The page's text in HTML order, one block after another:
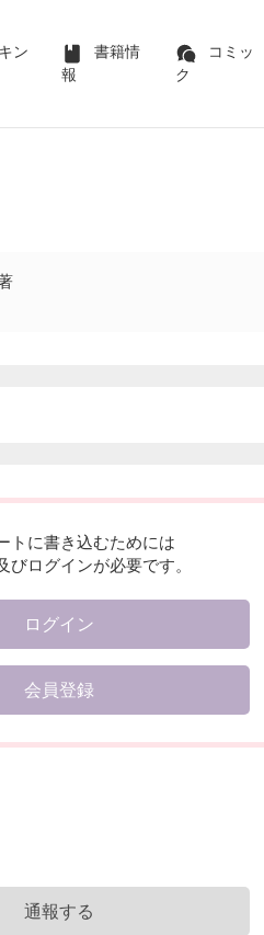
ン
書籍情
報
コミッ
ク
トに書き込むためには
びログインが必要です。
ログイン
会員登録
通報する